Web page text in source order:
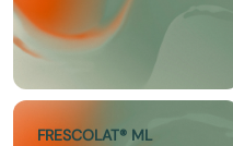
FRESCOLAT® ML